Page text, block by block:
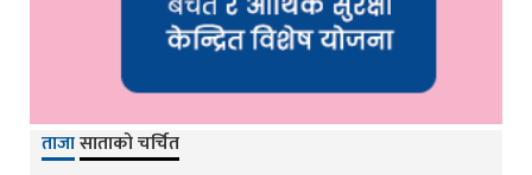
ताजासाताको चर्चित